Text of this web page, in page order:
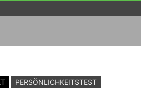
PERSÖNLICHKEITSTEST